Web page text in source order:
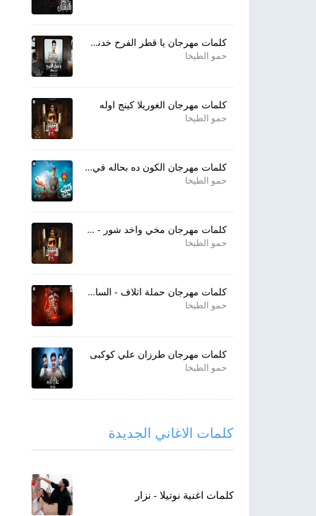
كلمات مهرجان يا قطر الفرح خدنى معاك
حمو الطيخا
كلمات مهرجان الغوريلا كينج اوله
حمو الطيخا
كلمات مهرجان الكون ده بحاله في كفه
حمو الطيخا
كلمات مهرجان مخي واخد شور - طب بص فازه
حمو الطيخا
كلمات مهرجان حملة اتلاف - الساعه 2 قولت اتمشى
حمو الطيخا
كلمات مهرجان طرزان علي كوكبى
حمو الطيخا
كلمات الاغاني الجديدة
كلمات اغنية نوتيلا - نزار